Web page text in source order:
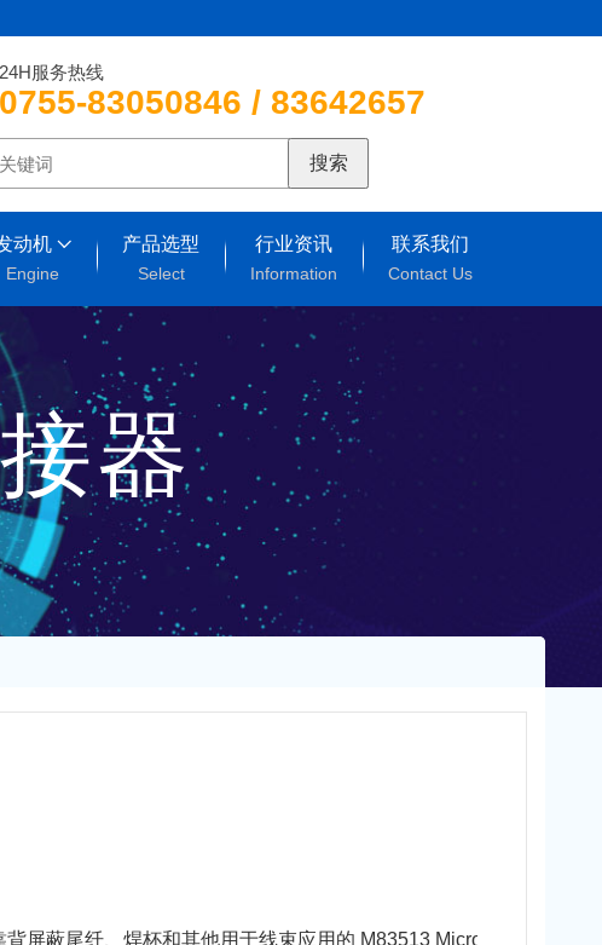
24H服务热线
0755-83050846 / 83642657
搜索
动机
Engine
产品选型
Select
行业资讯
Information
联系我们
Contact Us
器
屏蔽尾纤、焊杯和其他用于线束应用的 M83513 Micro-D 连接器